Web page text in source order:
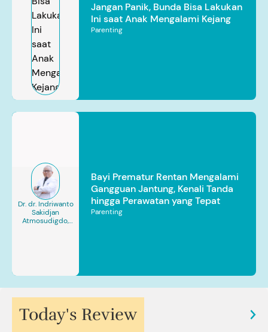
Jangan Panik, Bunda Bisa Lakukan
Ini saat Anak Mengalami Kejang
Parenting
Dr. dr. Indriwanto
Sakidjan
Atmosudigdo,
Bayi Prematur Rentan Mengalami
Gangguan Jantung, Kenali Tanda
hingga Perawatan yang Tepat
Parenting
Today's Review